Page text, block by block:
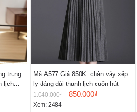
trung
lịch
Mã A577 Giá 850K: chân váy xếp
ly dáng dài thanh lịch cuốn hút
1.040.000₫ 850.000₫
Xem: 2484